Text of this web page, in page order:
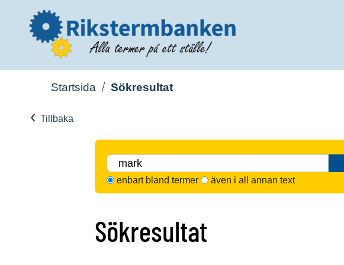
Startsida Sökresultat
Tillbaka
enbart bland termer
även i all annan text
Sökresultat